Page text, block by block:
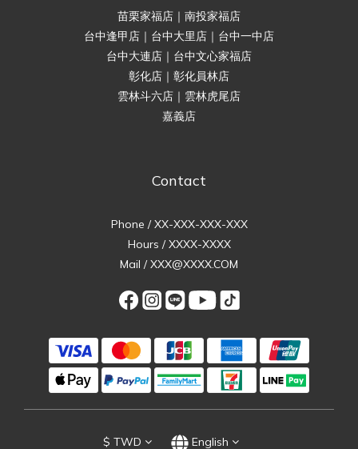
苗栗家福店｜南投家福店
台中逢甲店｜台中大里店｜台中一中店
台中大連店｜台中文心家福店
彰化店｜彰化員林店
雲林斗六店｜雲林虎尾店
嘉義店
Contact
Phone / XX-XXX-XXX-XXX
Hours / XXXX-XXXX
Mail / XXX@XXXX.COM
$ TWD English